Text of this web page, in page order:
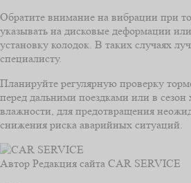
Обратите внимание на вибрации при
указывать на дисковые деформации
установку колодок. В таких случаях
специалисту.
Планируйте регулярную проверку
перед дальними поездками или в
влажности, для предотвращения
снижения риска аварийных ситуаций.
Автор Редакция сайта CAR SERVICE